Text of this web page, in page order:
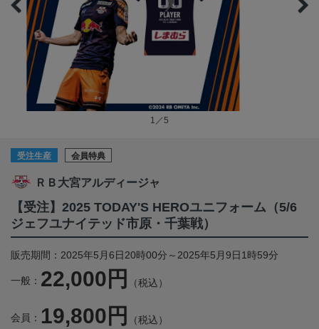
1／5
受注生産 会員特典
ＲＢ大宮アルディージャ
【受注】2025 TODAY'S HEROユニフォーム（5/6
ジェフユナイテッド市原・千葉戦）
販売期間：2025年5月6日20時00分～2025年5月9日1時59分
一般： 22,000円 （税込）
会員： 19,800円 （税込）